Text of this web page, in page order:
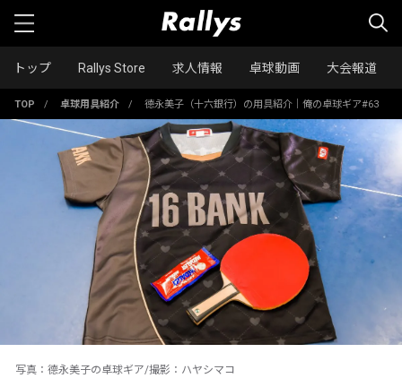
トップ Rallys Store 求人情報 卓球動画 大会報道
TOP / 卓球用具紹介 / 德永美子（十六銀行）の用具紹介｜俺の卓球ギア#63
写真：德永美子の卓球ギア/撮影：ハヤシマコ